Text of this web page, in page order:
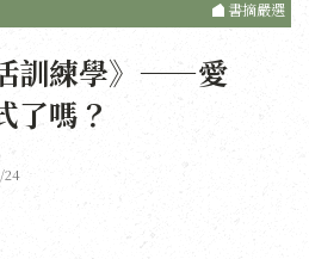
書摘嚴選
訓練學》——愛
了嗎？
24